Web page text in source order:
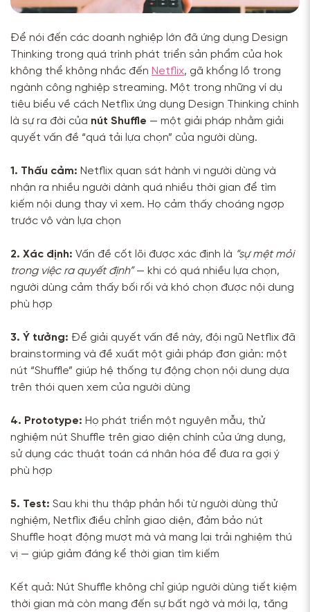
Để nói đến các doanh nghiệp lớn đã ứng dụng Design
Thinking trong quá trình phát triển sản phẩm của hok
không thể không nhắc đến Netflix, gã khổng lồ trong
ngành công nghiệp streaming. Một trong những ví dụ
tiêu biểu về cách Netflix ứng dụng Design Thinking chính
là sự ra đời của nút Shuffle — một giải pháp nhằm giải
quyết vấn đề “quá tải lựa chọn” của người dùng.
1. Thấu cảm: Netflix quan sát hành vi người dùng và
nhận ra nhiều người dành quá nhiều thời gian để tìm
kiếm nội dung thay vì xem. Họ cảm thấy choáng ngợp
trước vô vàn lựa chọn
2. Xác định: Vấn đề cốt lõi được xác định là “sự mệt mỏi
trong việc ra quyết định”— khi có quá nhiều lựa chọn,
người dùng cảm thấy bối rối và khó chọn được nội dung
phù hợp
3. Ý tưởng: Để giải quyết vấn đề này, đội ngũ Netflix đã
brainstorming và đề xuất một giải pháp đơn giản: một
nút “Shuffle” giúp hệ thống tự động chọn nội dung dựa
trên thói quen xem của người dùng
4. Prototype: Họ phát triển một nguyên mẫu, thử
nghiệm nút Shuffle trên giao diện chính của ứng dụng,
sử dụng các thuật toán cá nhân hóa để đưa ra gợi ý
phù hợp
5. Test: Sau khi thu thập phản hồi từ người dùng thử
nghiệm, Netflix điều chỉnh giao diện, đảm bảo nút
Shuffle hoạt động mượt mà và mang lại trải nghiệm thú
vị — giúp giảm đáng kể thời gian tìm kiếm
Kết quả: Nút Shuffle không chỉ giúp người dùng tiết kiệm
thời gian mà còn mang đến sự bất ngờ và mới lạ, tăng